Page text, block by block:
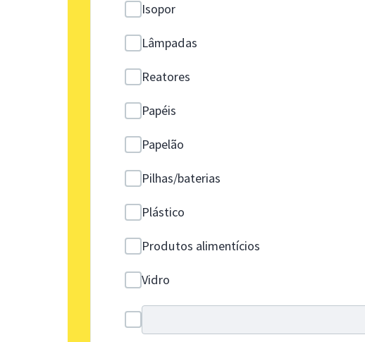
Isopor
Lâmpadas
Reatores
Papéis
Papelão
Pilhas/baterias
Plástico
Produtos alimentícios
Vidro